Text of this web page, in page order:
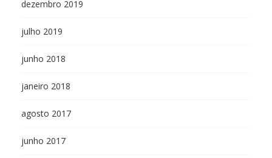
dezembro 2019
julho 2019
junho 2018
janeiro 2018
agosto 2017
junho 2017